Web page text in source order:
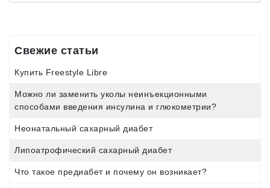
Свежие статьи
Купить Freestyle Libre
Можно ли заменить уколы неинъекционными
способами введения инсулина и глюкометрии?
Неонатальный сахарный диабет
Липоатрофический сахарный диабет
Что такое предиабет и почему он возникает?